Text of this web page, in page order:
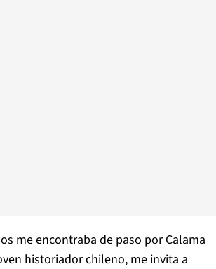
me encontraba de paso por Calama
historiador chileno, me invita a